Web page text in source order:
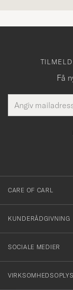
Få
mailadresse
skal
Tack
för
dig
till
vårt
nyhetsbrev!
CARE OF CARL
KUNDERÅDGIVNING
SOCIALE MEDIER